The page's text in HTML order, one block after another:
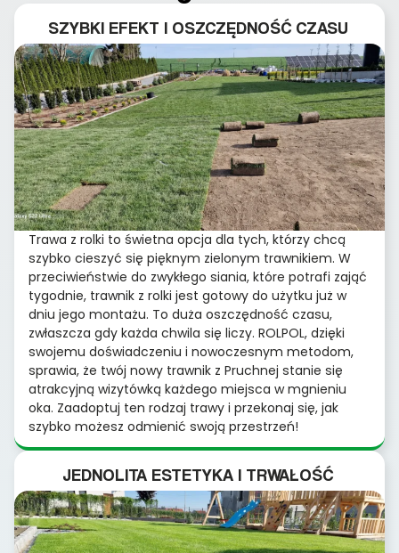
SZYBKI EFEKT I OSZCZĘDNOŚĆ CZASU
Trawa z rolki to świetna opcja dla tych, którzy chcą
szybko cieszyć się pięknym zielonym trawnikiem. W
przeciwieństwie do zwykłego siania, które potrafi zająć
tygodnie, trawnik z rolki jest gotowy do użytku już w
dniu jego montażu. To duża oszczędność czasu,
zwłaszcza gdy każda chwila się liczy. ROLPOL, dzięki
swojemu doświadczeniu i nowoczesnym metodom,
sprawia, że twój nowy trawnik z Pruchnej stanie się
atrakcyjną wizytówką każdego miejsca w mgnieniu
oka. Zaadoptuj ten rodzaj trawy i przekonaj się, jak
szybko możesz odmienić swoją przestrzeń!
JEDNOLITA ESTETYKA I TRWAŁOŚĆ